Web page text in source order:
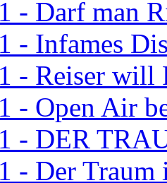
- Darf man
- Infames
- Reiser will
- Open Air
- DER
- Der Traum